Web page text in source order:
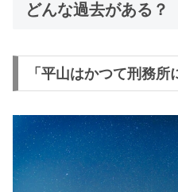
どんな過去がある？
「平山はかつて刑務